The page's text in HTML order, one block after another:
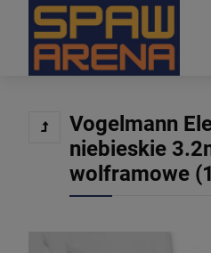
Vogelmann
niebieskie
wolframowe